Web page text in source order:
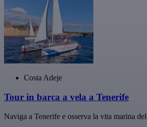
Costa Adeje
Tour in barca a vela a Tenerife
Naviga a Tenerife e osserva la vita marina